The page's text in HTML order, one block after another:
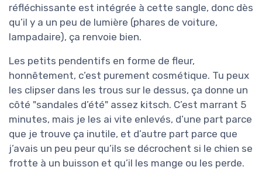
réfléchissante est intégrée à cette sangle, donc dès
qu’il y a un peu de lumière (phares de voiture,
lampadaire), ça renvoie bien.
Les petits pendentifs en forme de fleur,
honnêtement, c’est purement cosmétique. Tu peux
les clipser dans les trous sur le dessus, ça donne un
côté "sandales d’été" assez kitsch. C’est marrant 5
minutes, mais je les ai vite enlevés, d’une part parce
que je trouve ça inutile, et d’autre part parce que
j’avais un peu peur qu’ils se décrochent si le chien se
frotte à un buisson et qu’il les mange ou les perde.